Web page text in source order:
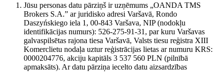
Jūsu personas datu pārziņš ir uzņēmums „OANDA TMS
Brokers S.A.” ar juridisko adresi Varšavā, Rondo
Daszyńskiego iela 1, 00-843 Varšava, NIP (nodokļu
identifikācijas numurs): 526-275-91-31, par kuru Varšavas
galvaspilsētas rajona tiesa Varšavā, Valsts tiesu reģistra XIII
Komerclietu nodaļa uztur reģistrācijas lietas ar numuru KRS:
0000204776, akciju kapitāls 3 537 560 PLN (pilnībā
apmaksāts). Ar datu pārziņa iecelto datu aizsardzības